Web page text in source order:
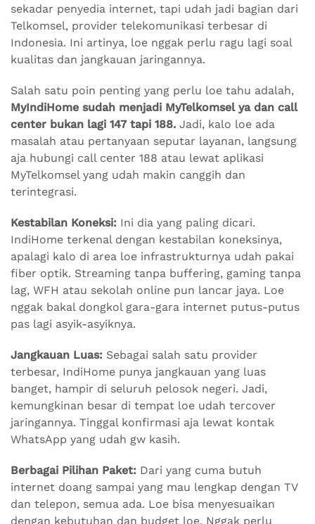
sekadar penyedia internet, tapi udah jadi bagian dari
Telkomsel, provider telekomunikasi terbesar di
Indonesia. Ini artinya, loe nggak perlu ragu lagi soal
kualitas dan jangkauan jaringannya.
Salah satu poin penting yang perlu loe tahu adalah,
MyIndiHome sudah menjadi MyTelkomsel ya dan call
center bukan lagi 147 tapi 188. Jadi, kalo loe ada
masalah atau pertanyaan seputar layanan, langsung
aja hubungi call center 188 atau lewat aplikasi
MyTelkomsel yang udah makin canggih dan
terintegrasi.
Kestabilan Koneksi: Ini dia yang paling dicari.
IndiHome terkenal dengan kestabilan koneksinya,
apalagi kalo di area loe infrastrukturnya udah pakai
fiber optik. Streaming tanpa buffering, gaming tanpa
lag, WFH atau sekolah online pun lancar jaya. Loe
nggak bakal dongkol gara-gara internet putus-putus
pas lagi asyik-asyiknya.
Jangkauan Luas: Sebagai salah satu provider
terbesar, IndiHome punya jangkauan yang luas
banget, hampir di seluruh pelosok negeri. Jadi,
kemungkinan besar di tempat loe udah tercover
jaringannya. Tinggal konfirmasi aja lewat kontak
WhatsApp yang udah gw kasih.
Berbagai Pilihan Paket: Dari yang cuma butuh
internet doang sampai yang mau lengkap dengan TV
dan telepon, semua ada. Loe bisa menyesuaikan
dengan kebutuhan dan budget loe. Nggak perlu